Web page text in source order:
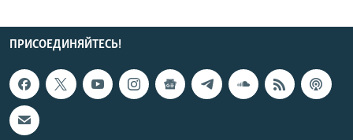
ПРИСОЕДИНЯЙТЕСЬ!